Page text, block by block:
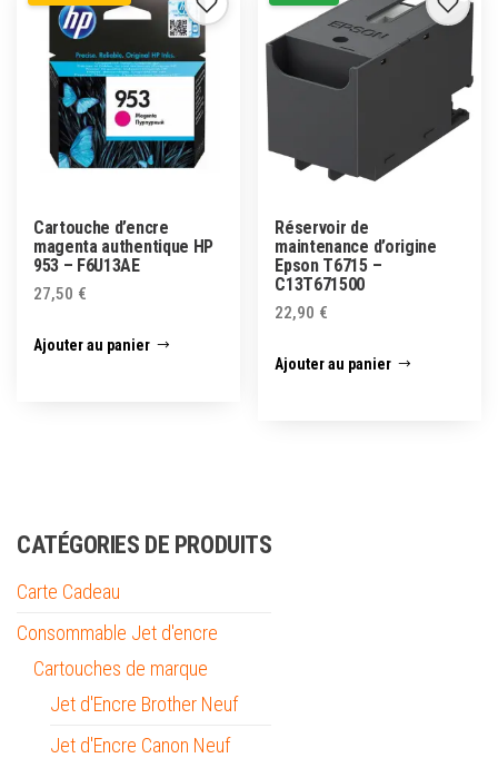
Cartouche d’encre
magenta authentique HP
953 – F6U13AE
27,50 €
Ajouter au panier
Réservoir de
maintenance d’origine
Epson T6715 –
C13T671500
22,90 €
Ajouter au panier
CATÉGORIES DE PRODUITS
Carte Cadeau
Consommable Jet d'encre
Cartouches de marque
Jet d'Encre Brother Neuf
Jet d'Encre Canon Neuf